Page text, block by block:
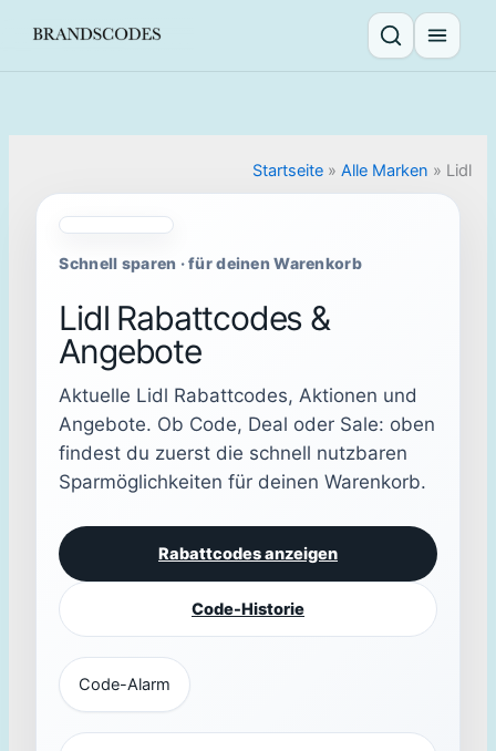
Suche öffnen
Menü
Startseite» Alle Marken » Lidl
Schnell sparen · für deinen Warenkorb
Lidl Rabattcodes &
Angebote
Aktuelle Lidl Rabattcodes, Aktionen und
Angebote. Ob Code, Deal oder Sale: oben
findest du zuerst die schnell nutzbaren
Sparmöglichkeiten für deinen Warenkorb.
Rabattcodes anzeigen
Code-Historie
Code-Alarm